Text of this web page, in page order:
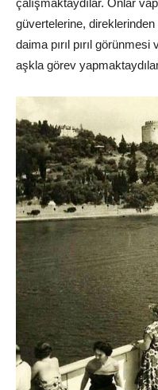
çalışmaktaydılar. Onlar
güvertelerine,
daima pırıl pırıl
aşkla görev